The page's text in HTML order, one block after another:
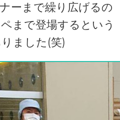
ーまで繰り広げるの
まで登場するという
ました(笑)